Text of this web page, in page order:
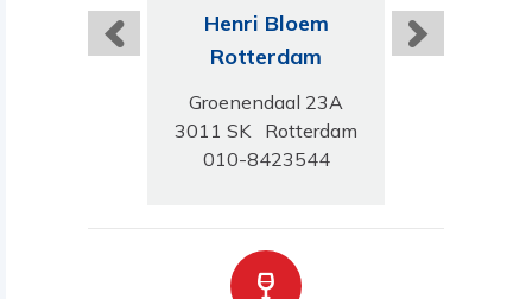
Henri Bloem
Rotterdam
Groenendaal 23A
3011 SK Rotterdam
010-8423544